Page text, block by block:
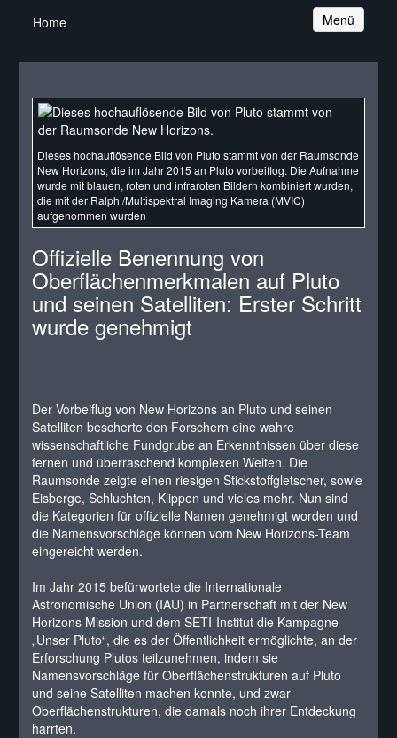
Navigation
Menü
Home
Dieses hochauflösende Bild von Pluto stammt von der Raumsonde
New Horizons, die im Jahr 2015 an Pluto vorbeiflog. Die Aufnahme
wurde mit blauen, roten und infraroten Bildern kombiniert wurden,
die mit der Ralph /Multispektral Imaging Kamera (MVIC)
aufgenommen wurden
Offizielle Benennung von
Oberflächenmerkmalen auf Pluto
und seinen Satelliten: Erster Schritt
wurde genehmigt
Der Vorbeiflug von New Horizons an Pluto und seinen
Satelliten bescherte den Forschern eine wahre
wissenschaftliche Fundgrube an Erkenntnissen über diese
fernen und überraschend komplexen Welten. Die
Raumsonde zeigte einen riesigen Stickstoffgletscher, sowie
Eisberge, Schluchten, Klippen und vieles mehr. Nun sind
die Kategorien für offizielle Namen genehmigt worden und
die Namensvorschläge können vom New Horizons-Team
eingereicht werden.
Im Jahr 2015 befürwortete die Internationale
Astronomische Union (IAU) in Partnerschaft mit der New
Horizons Mission und dem SETI-Institut die Kampagne
„Unser Pluto“, die es der Öffentlichkeit ermöglichte, an der
Erforschung Plutos teilzunehmen, indem sie
Namensvorschläge für Oberflächenstrukturen auf Pluto
und seine Satelliten machen konnte, und zwar
Oberflächenstrukturen, die damals noch ihrer Entdeckung
harrten.